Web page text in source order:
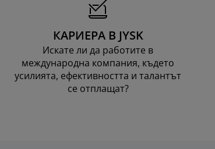
КАРИЕРА В JYSK
Искате ли да работите в
международна компания, където
усилията, ефективността и талантът
се отплащат?